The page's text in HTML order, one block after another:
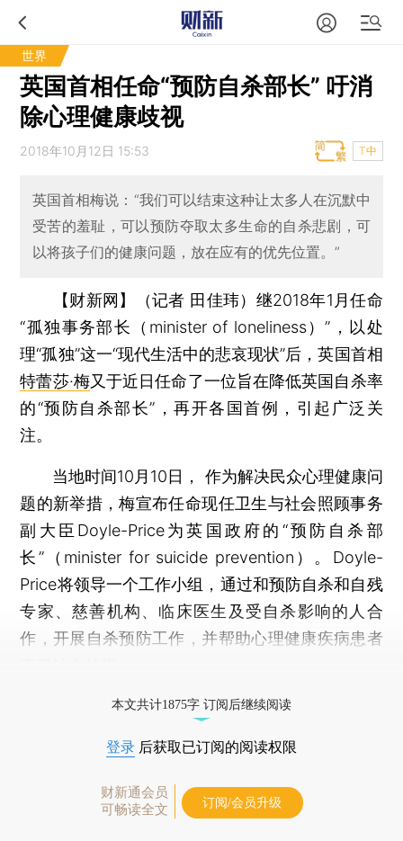
世界
英国首相任命“预防自杀部长” 吁消
除心理健康歧视
2018年10月12日 15:53 T中
英国首相梅说：“我们可以结束这种让太多人在沉默中
受苦的羞耻，可以预防夺取太多生命的自杀悲剧，可
以将孩子们的健康问题，放在应有的优先位置。”
【财新网】（记者 田佳玮） 继2018年1月任命
“孤独事务部长（minister of loneliness）”，以处
理“孤独”这一“现代生活中的悲哀现状”后，英国首相
特蕾莎·梅又于近日任命了一位旨在降低英国自杀率
的“预防自杀部长”，再开各国首例，引起广泛关
注。
当地时间10月10日， 作为解决民众心理健康问
题的新举措，梅宣布任命现任卫生与社会照顾事务
副大臣Doyle-Price为英国政府的“预防自杀部
长”（minister for suicide prevention）。Doyle-
Price将领导一个工作小组，通过和预防自杀和自残
专家、慈善机构、临床医生及受自杀影响的人合
作，开展自杀预防工作，并帮助心理健康疾病患者
本文共计1875字 订阅后继续阅读
登录 后获取已订阅的阅读权限
财新通会员
可畅读全文
订阅/会员升级